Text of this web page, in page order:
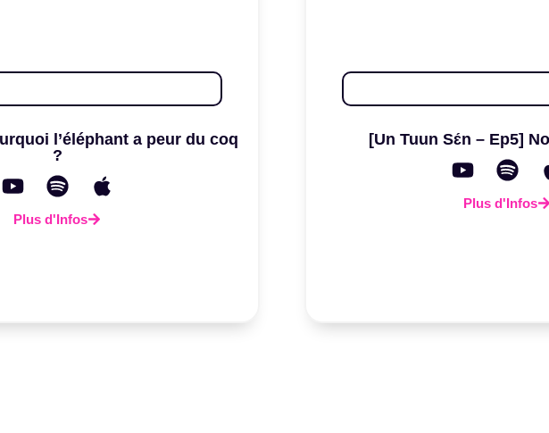
l’éléphant a peur du coq
?
Plus d'Infos
[Un Tuun Sɛ́n – Ep5]
Plus d'Infos